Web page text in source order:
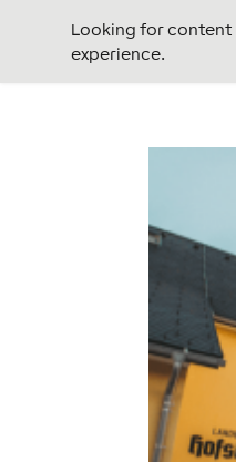
Looking for content
experience.